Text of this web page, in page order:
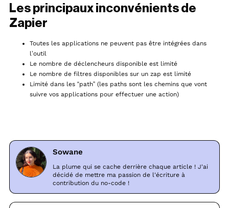
Sowane
La plume qui se cache derrière chaque article ! J'ai
décidé de mettre ma passion de l'écriture à
contribution du no-code !
Les principaux inconvénients de
Zapier
Toutes les applications ne peuvent pas être intégrées dans
l’outil
Le nombre de déclencheurs disponible est limité
Le nombre de filtres disponibles sur un zap est limité
Limité dans les “path” (les paths sont les chemins que vont
suivre vos applications pour effectuer une action)